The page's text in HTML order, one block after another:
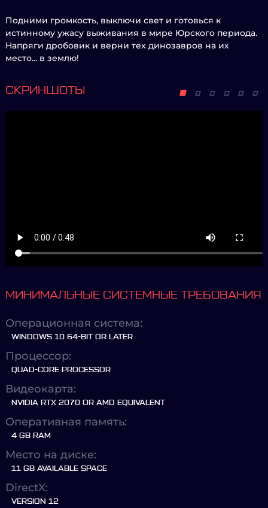
Подними громкость, выключи свет и готовься к
истинному ужасу выживания в мире Юрского периода.
Напряги дробовик и верни тех динозавров на их
место... в землю!
СКРИНШОТЫ
МИНИМАЛЬНЫЕ СИСТЕМНЫЕ ТРЕБОВАНИЯ
Операционная система:
WINDOWS 10 64-BIT OR LATER
Процессор:
QUAD-CORE PROCESSOR
Видеокарта:
NVIDIA RTX 2070 OR AMD EQUIVALENT
Оперативная память:
4 GB RAM
Место на диске:
11 GB AVAILABLE SPACE
DirectX:
VERSION 12